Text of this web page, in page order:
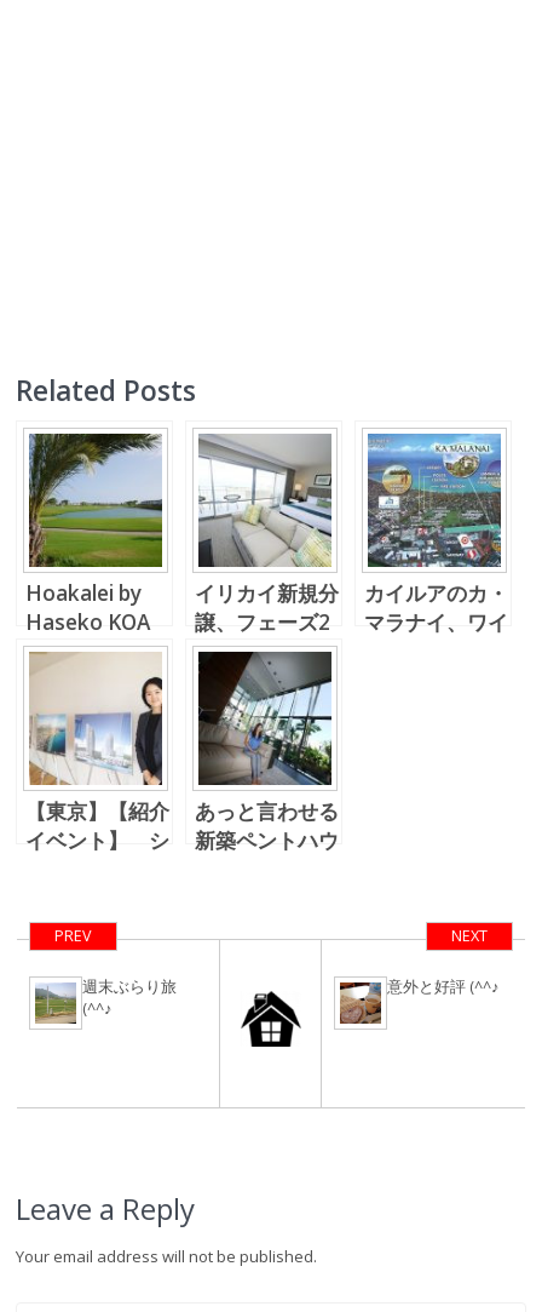
Related Posts
Hoakalei by
Haseko KOA
series
イリカイ新規分
譲、フェーズ2
の情報です.
カイルアのカ・
マラナイ、ワイ
【東京】【紹介
イベント】 シ
ます
あっと言わせる
新築ペントハウ
PREV
週末ぶらり旅
(^^♪
NEXT
意外と好評 (^^♪
Leave a Reply
Your email address will not be published.